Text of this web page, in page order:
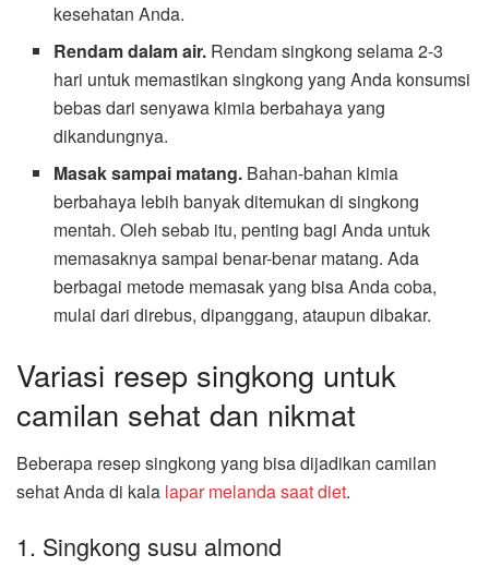
kesehatan Anda.
Rendam dalam air. Rendam singkong selama 2-3
hari untuk memastikan singkong yang Anda konsumsi
bebas dari senyawa kimia berbahaya yang
dikandungnya.
Masak sampai matang. Bahan-bahan kimia
berbahaya lebih banyak ditemukan di singkong
mentah. Oleh sebab itu, penting bagi Anda untuk
memasaknya sampai benar-benar matang. Ada
berbagai metode memasak yang bisa Anda coba,
mulai dari direbus, dipanggang, ataupun dibakar.
Variasi resep singkong untuk
camilan sehat dan nikmat
Beberapa resep singkong yang bisa dijadikan camilan
sehat Anda di kala lapar melanda saat diet.
1. Singkong susu almond